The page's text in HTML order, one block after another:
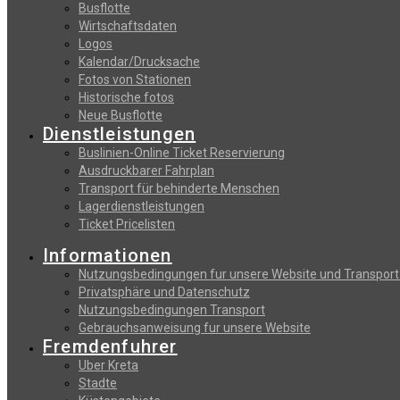
Busflotte
Wirtschaftsdaten
Logos
Kalendar/Drucksache
Fotos von Stationen
Historische fotos
Neue Busflotte
Dienstleistungen
Buslinien-Online Ticket Reservierung
Αusdruckbarer Fahrplan
Transport für behinderte Menschen
Lagerdienstleistungen
Ticket Pricelisten
Informationen
Nutzungsbedingungen fur unsere Website und
Privatsphäre und Datenschutz
Nutzungsbedingungen Transport
Gebrauchsanweisung fur unsere Website
Fremdenfuhrer
Uber Kreta
Stadte